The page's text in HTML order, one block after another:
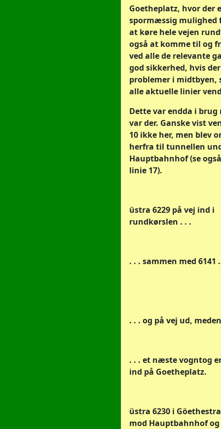
Goetheplatz, hvor der
spormæssig mulighed
at køre hele vejen
også at komme til og
ved alle de relevante
god sikkerhed, hvis
problemer i midtbyen,
alle aktuelle linier
Dette var endda i brug
var der. Ganske vist
10 ikke her, men blev
herfra til tunnellen
Hauptbahnhof (se
linie 17).
üstra 6229 på vej ind i
rundkørslen . . .
. . . sammen med 6141
. . . og på vej ud,
. . . et næste vogntog
ind på Goetheplatz.
üstra 6230 i
mod Hauptbahnhof og